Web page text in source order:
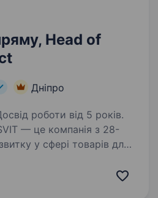
Head of
Дніпро
роботи від 5 років.
у сфері товарів для
серед постачальників у